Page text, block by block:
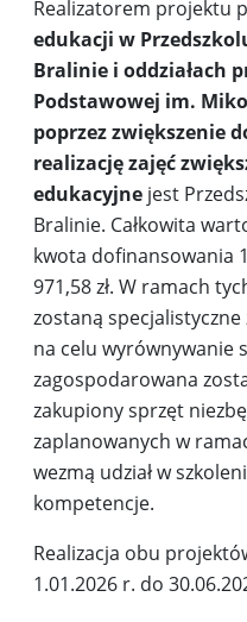
Realizatorem projektu
edukacji w
Bralinie i oddziałach
Podstawowej im.
poprzez zwiększenie
realizację zajęć
edukacyjne jest
Bralinie. Całkowita
kwota dofinansowania
971,58 zł. W ramach
zostaną
na celu wyrównywanie
zagospodarowana
zakupiony sprzęt
zaplanowanych w
wezmą udział w
kompetencje.
Realizacja obu
1.01.2026 r. do